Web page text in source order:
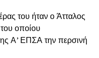
του ήταν ο Άτταλος
οποίου
Α’ ΕΠΣΑ την περσινή